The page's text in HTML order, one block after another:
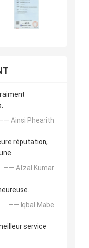
Ainsi Phearith
réputation,
—— Afzal Kumar
—— Iqbal Mabe
service